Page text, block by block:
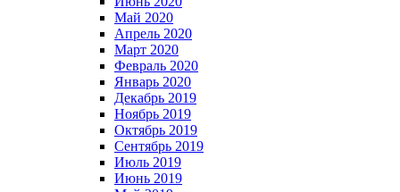
Май 2020
Апрель 2020
Март 2020
Февраль 2020
Январь 2020
Декабрь 2019
Ноябрь 2019
Октябрь 2019
Сентябрь 2019
Июль 2019
Июнь 2019